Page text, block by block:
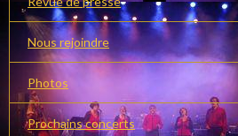
Nous rejoindre
Photos
Prochains concerts